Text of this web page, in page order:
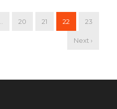
20 21 22 23
Next ›